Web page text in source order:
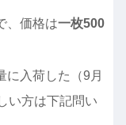
、価格は一枚500
に入荷した（9月
い方は下記問い